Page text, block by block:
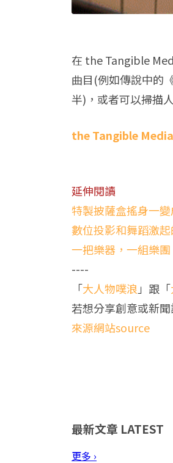
在 the Tangible
曲目(例如傳說中的
半)，或者可以掃描
the Tangible
延伸閱讀
特製披薩盒搖身一
數位投影和舞蹈激
一把樂器，一組樂
----
「大人物噗浪」跟「
若想分享創意或新
來源網站source
最新文章 LATEST
更多 ›